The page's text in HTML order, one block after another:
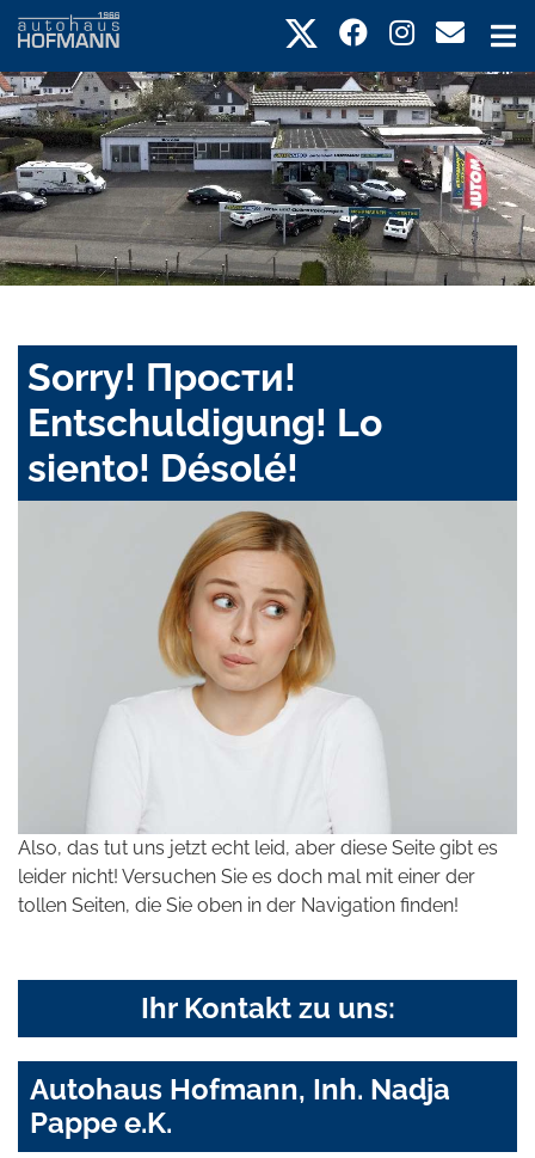
Sorry! Прости!
Entschuldigung! Lo
siento! Désolé!
Also, das tut uns jetzt echt leid, aber diese Seite gibt es
leider nicht! Versuchen Sie es doch mal mit einer der
tollen Seiten, die Sie oben in der Navigation finden!
Ihr Kontakt zu uns:
Autohaus Hofmann, Inh. Nadja
Pappe e.K.